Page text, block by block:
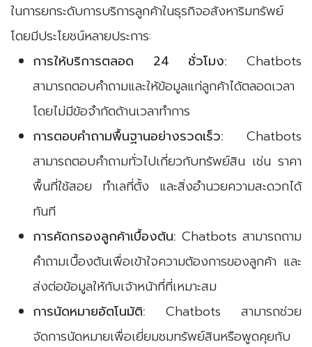
ในการยกระดับการบริการลูกค้าในธุรกิจอสังหาริมทรัพย์
โดยมีประโยชน์หลายประการ:
การให้บริการตลอด 24 ชั่วโมง: Chatbots
สามารถตอบคำถามและให้ข้อมูลแก่ลูกค้าได้ตลอดเวลา
โดยไม่มีข้อจำกัดด้านเวลาทำการ
การตอบคำถามพื้นฐานอย่างรวดเร็ว: Chatbots
สามารถตอบคำถามทั่วไปเกี่ยวกับทรัพย์สิน เช่น ราคา
พื้นที่ใช้สอย ทำเลที่ตั้ง และสิ่งอำนวยความสะดวกได้
ทันที
การคัดกรองลูกค้าเบื้องต้น: Chatbots สามารถถาม
คำถามเบื้องต้นเพื่อเข้าใจความต้องการของลูกค้า และ
ส่งต่อข้อมูลให้กับเจ้าหน้าที่ที่เหมาะสม
การนัดหมายอัตโนมัติ: Chatbots สามารถช่วย
จัดการนัดหมายเพื่อเยี่ยมชมทรัพย์สินหรือพูดคุยกับ